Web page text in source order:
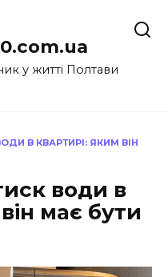
у житті Полтави
В КВАРТИРІ: ЯКИМ ВІН
води в
має бути